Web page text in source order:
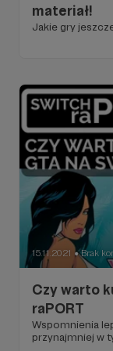
materiał!
Jakie gry
15.11.2021 ● Brak
Czy warto
raPORT
Wspomnienia
przynajmniej w